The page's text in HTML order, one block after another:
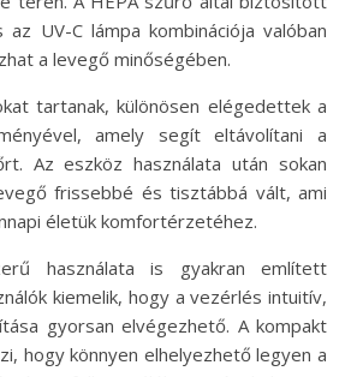
UV-C lámpa kombinációja valóban
a levegő minőségében.
tartanak, különösen elégedettek a
amely segít eltávolítani a
Az eszköz használata után sokan
frissebbé és tisztábbá vált, ami
életük komfortérzetéhez.
használata is gyakran említett
kiemelik, hogy a vezérlés intuitív,
gyorsan elvégezhető. A kompakt
hogy könnyen elhelyezhető legyen a